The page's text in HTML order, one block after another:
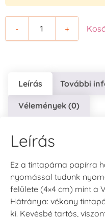
- +
Leírás További
Vélemények (0)
Leírás
Ez a tintapárna papírra
nyomással tudunk
felülete (4×4 cm) mint a
Hátránya: vékony
ki. Kevésbé tartós,